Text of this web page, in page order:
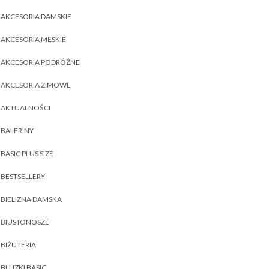
AKCESORIA DAMSKIE
AKCESORIA MĘSKIE
AKCESORIA PODRÓŻNE
AKCESORIA ZIMOWE
AKTUALNOŚCI
BALERINY
BASIC PLUS SIZE
BESTSELLERY
BIELIZNA DAMSKA
BIUSTONOSZE
BIŻUTERIA